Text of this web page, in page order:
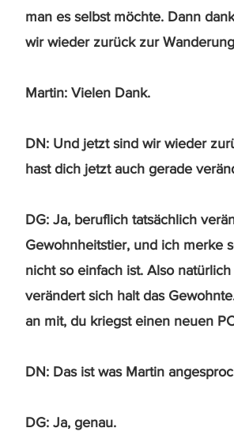
man es selbst möchte. Dann
wir wieder zurück zur
Martin: Vielen Dank.
DN: Und jetzt sind wir wieder
hast dich jetzt auch gerade
DG: Ja, beruflich tatsächlich
Gewohnheitstier, und ich merke
nicht so einfach ist. Also
verändert sich halt das
an mit, du kriegst einen neuen
DN: Das ist was Martin
DG: Ja, genau.